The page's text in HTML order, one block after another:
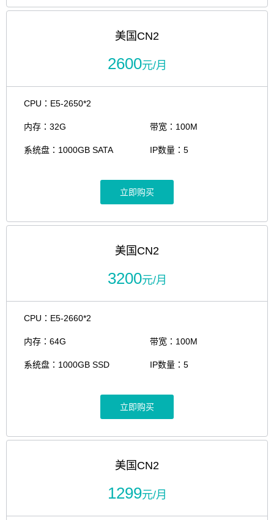
美国CN2
2600元/月
CPU：E5-2650*2
内存：32G
系统盘：1000GB SATA
带宽：100M
IP数量：5
立即购买
美国CN2
3200元/月
CPU：E5-2660*2
内存：64G
系统盘：1000GB SSD
带宽：100M
IP数量：5
立即购买
美国CN2
1299元/月